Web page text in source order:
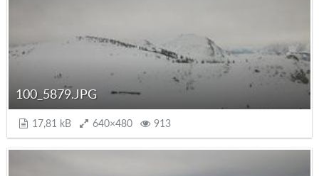
100_5879.JPG
17,81 kB 640×480 913